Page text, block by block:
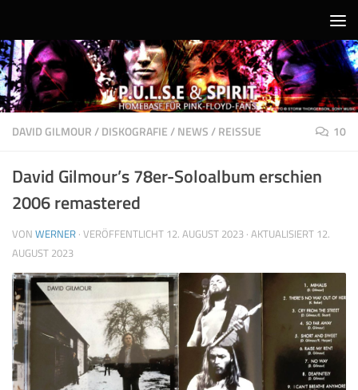
DAVID GILMOUR/DISKOGRAFIE/NEWS/REISSUE 10
David Gilmour’s 78er-Soloalbum erschien
2006 remastered
VON WERNER · VERÖFFENTLICHT 12. AUGUST 2023 · AKTUALISIERT 12.
AUGUST 2023